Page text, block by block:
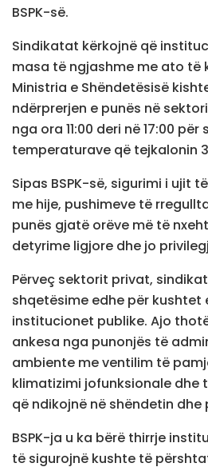
BSPK-së.
Sindikatat kërkojnë që
masa të ngjashme me ato të
Ministria e Shëndetësisë
ndërprerjen e punës në
nga ora 11:00 deri në 17:00 për
temperaturave që tejkalonin
Sipas BSPK-së, sigurimi i ujit
me hije, pushimeve të
punës gjatë orëve më të
detyrime ligjore dhe jo
Përveç sektorit privat,
shqetësime edhe për kushtet
institucionet publike. Ajo
ankesa nga punonjës të
ambiente me ventilim të
klimatizimi jofunksionale
që ndikojnë në shëndetin
BSPK-ja u ka bërë thirrje
të sigurojnë kushte të